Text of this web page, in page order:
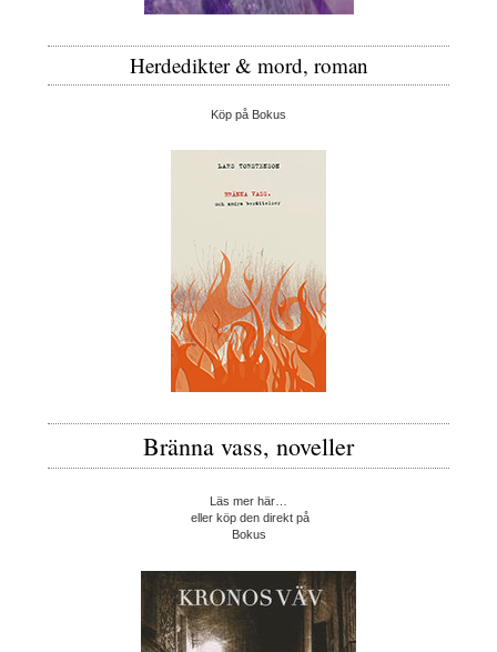
Herdedikter & mord, roman
Köp på Bokus
Bränna vass, noveller
Läs mer här…
eller köp den direkt på
Bokus